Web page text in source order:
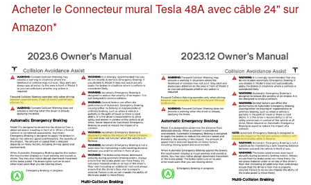
Acheter le Connecteur mural Tesla 48A avec câble 24" sur
Amazon